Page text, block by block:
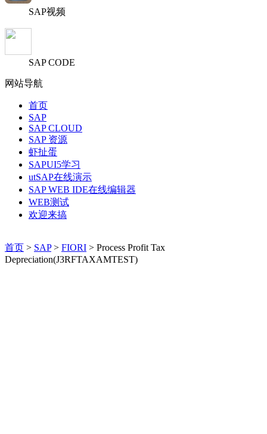
SAP视频
SAP CODE
网站导航
首页
SAP
SAP CLOUD
SAP 资源
虾扯蛋
SAPUI5学习
utSAP在线演示
SAP WEB IDE在线编辑器
WEB测试
欢迎来搞
首页 > SAP> FIORI > Process Profit Tax
Depreciation(J3RFTAXAMTEST)